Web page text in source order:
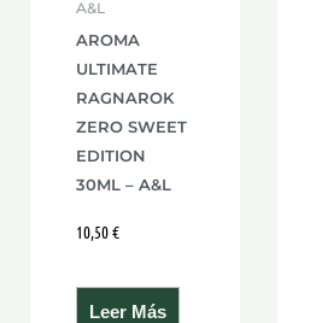
A&L
AROMA
ULTIMATE
RAGNAROK
ZERO SWEET
EDITION
30ML – A&L
10,50€
Leer Más